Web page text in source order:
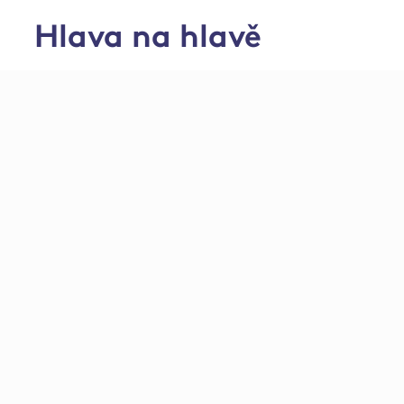
Hlava na hlavě
Středisko